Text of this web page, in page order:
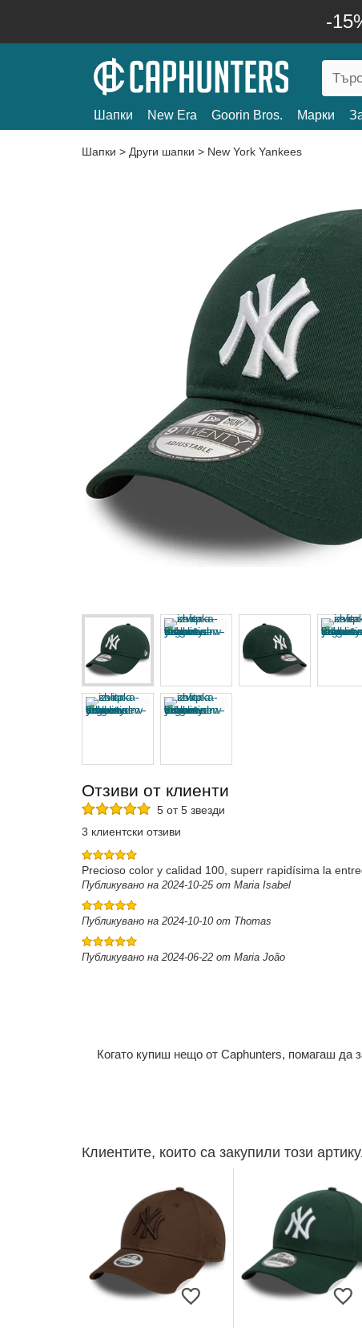
-
Шапки New Era Goorin Bros. Марки
Шапки > Други шапки > New York Yankees
Отзиви от клиенти
5 от 5 звезди
3 клиентски отзиви
Precioso color y calidad 100, superr rapidísima la
Публикувано на 2024-10-25 от Maria Isabel
Публикувано на 2024-10-10 от Thomas
Публикувано на 2024-06-22 от Maria João
Когато купиш нещо от Caphunters, помагаш
Клиентите, които са закупили този